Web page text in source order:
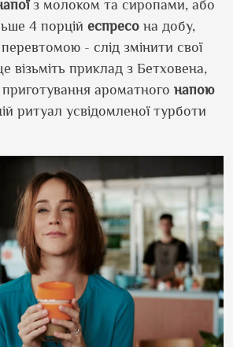
з молоком та сиропами, або
4 порцій еспресо на добу,
- слід змінити свої
візьміть приклад з Бетховена,
ароматного напою
ритуал усвідомленої турботи